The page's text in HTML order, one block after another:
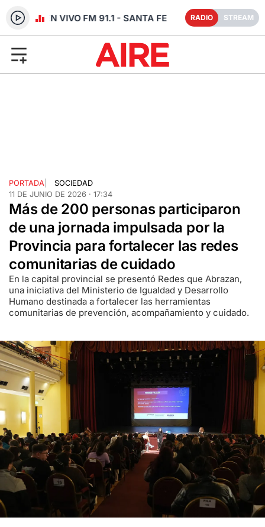
RADIO EN VIVO FM 91.1 - SANTA FE RADIO STREAM
PORTADA
SOCIEDAD
11 DE JUNIO DE 2026 · 17:34
Más de 200 personas participaron
de una jornada impulsada por la
Provincia para fortalecer las redes
comunitarias de cuidado
En la capital provincial se presentó Redes que Abrazan,
una iniciativa del Ministerio de Igualdad y Desarrollo
Humano destinada a fortalecer las herramientas
comunitarias de prevención, acompañamiento y cuidado.